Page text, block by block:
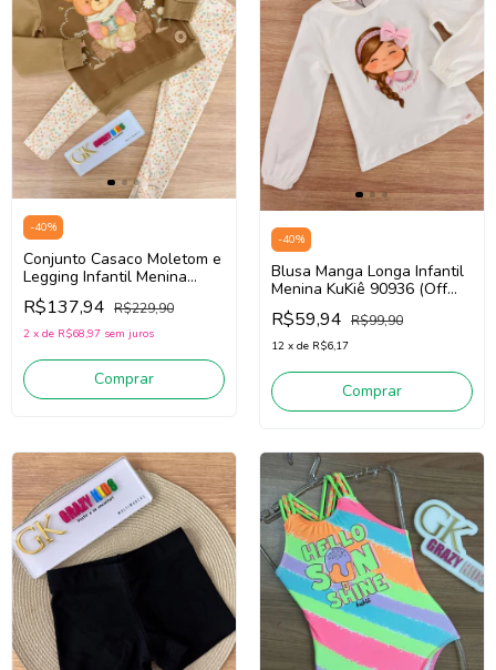
-40%
Conjunto Casaco Moletom e
Legging Infantil Menina
Kukiê 89897 (Bege/Off
White)
R$137,94 R$229,90
2 x de R$68,97 sem juros
Comprar
-40%
Blusa Manga Longa Infantil
Menina KuKiê 90936 (Off
White)
R$59,94 R$99,90
12 x de R$6,17
Comprar